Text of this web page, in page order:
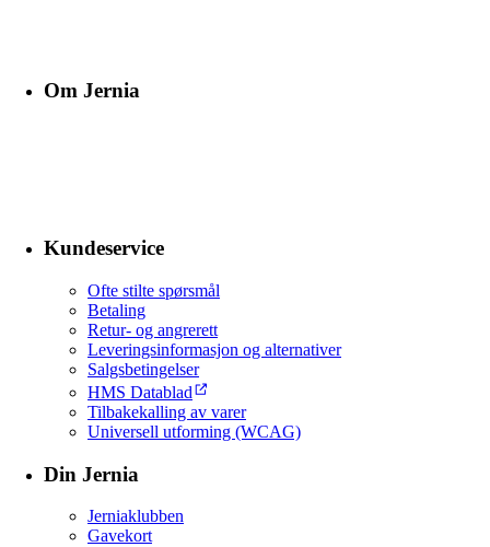
Om Jernia
Kundeservice
Ofte stilte spørsmål
Betaling
Retur- og angrerett
Leveringsinformasjon og alternativer
Salgsbetingelser
HMS Datablad
Tilbakekalling av varer
Universell utforming (WCAG)
Din Jernia
Jerniaklubben
Gavekort